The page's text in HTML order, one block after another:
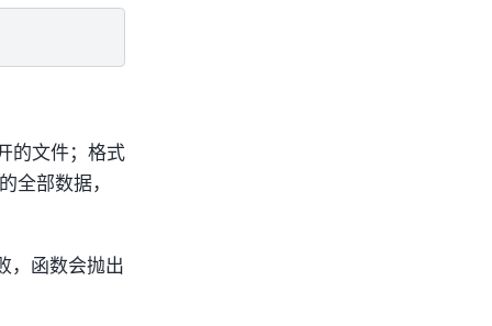
的文件；格式
全部数据，
，函数会抛出